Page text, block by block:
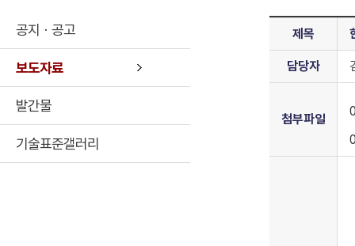
제목
담당자
첨부파일
공지ㆍ공고
보도자료
발간물
기술표준갤러리